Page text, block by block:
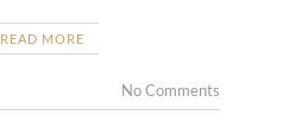
READ MORE
No Comments